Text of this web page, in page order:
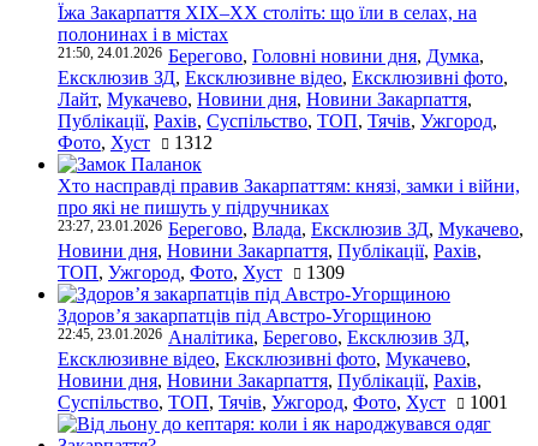
Їжа Закарпаття ХІХ–ХХ століть: що їли в селах, на
полонинах і в містах
21:50, 24.01.2026 Берегово, Головні новини дня, Думка,
Ексклюзив ЗД, Ексклюзивне відео, Ексклюзивні фото,
Лайт, Мукачево, Новини дня, Новини Закарпаття,
Публікації, Рахів, Суспільство, ТОП, Тячів, Ужгород,
Фото, Хуст 1312
Хто насправді правив Закарпаттям: князі, замки і війни,
про які не пишуть у підручниках
23:27, 23.01.2026 Берегово, Влада, Ексклюзив ЗД, Мукачево,
Новини дня, Новини Закарпаття, Публікації, Рахів,
ТОП, Ужгород, Фото, Хуст 1309
Здоров’я закарпатців під Австро-Угорщиною
22:45, 23.01.2026 Аналітика, Берегово, Ексклюзив ЗД,
Ексклюзивне відео, Ексклюзивні фото, Мукачево,
Новини дня, Новини Закарпаття, Публікації, Рахів,
Суспільство, ТОП, Тячів, Ужгород, Фото, Хуст 1001